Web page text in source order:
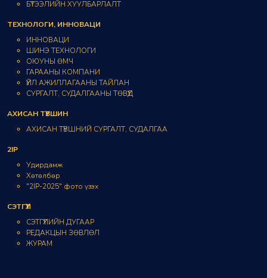
БҮТЭЭЛИЙН ХУУЛБАРЛАЛТ
ТЕХНОЛОГИ, ИННОВАЦИ
ИННОВАЦИ
ШИНЭ ТЕХНОЛОГИ
ОЮУНЫ ӨМЧ
ГАРААНЫ КОМПАНИ
ҮЙЛ АЖИЛЛАГААНЫ ТАЙЛАН
СУРГАЛТ, СУДАЛГААНЫ ТӨВҮҮД
АХИСАН ТҮВШИН
АХИСАН ТҮВШНИЙ СУРГАЛТ, СУДАЛГАА
2IP
Удирдамж
Хөтөлбөр
"2IP-2025" фото үзэх
СЭТГҮҮЛ
СЭТГҮҮЛИЙН ДУГААР
РЕДАКЦЫН ЗӨВЛӨЛ
ЖУРАМ